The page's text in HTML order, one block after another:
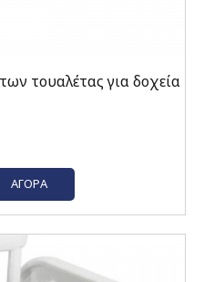
τουαλέτας για δοχεία
ΑΓΟΡΆ